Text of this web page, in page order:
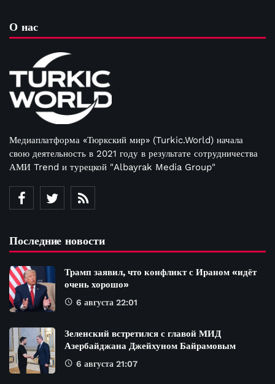
О нас
Медиаплатформа «Тюркский мир» (Turkic.World) начала
свою деятельность в 2021 году в результате сотрудничества
АМИ Trend и турецкой "Albayrak Media Group"
Последние новости
Трамп заявил, что конфликт с Ираном «идёт
очень хорошо»
6 августа 22:01
Зеленский встретился с главой МИД
Азербайджана Джейхуном Байрамовым
6 августа 21:07